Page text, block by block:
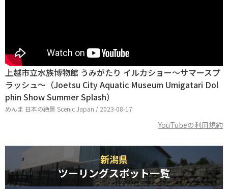
上越市立水族博物館 うみがたり イルカショー～サマースプ
ラッシュ～（Joetsu City Aquatic Museum Umigatari Dol
phin Show Summer Splash）
めんま 日本の絶景 Scenic Japan / 2023-08-17
YouTubeの利用規約
新潟県
ツーリングスポット一覧